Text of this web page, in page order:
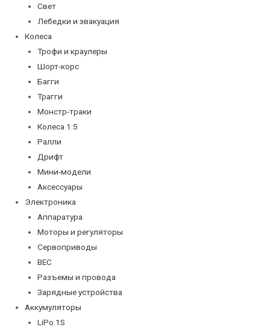
Свет
Лебедки и эвакуация
Колеса
Трофи и краулеры
Шорт-корс
Багги
Трагги
Монстр-траки
Колеса 1:5
Ралли
Дрифт
Мини-модели
Аксессуары
Электроника
Аппаратура
Моторы и регуляторы
Сервоприводы
BEC
Разъемы и провода
Зарядные устройства
Аккумуляторы
LiPo 1S